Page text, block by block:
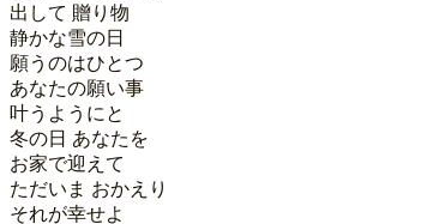
出して 贈り物
静かな雪の日
願うのはひとつ
あなたの願い事
叶うようにと
冬の日 あなたを
お家で迎えて
ただいま おかえり
それが幸せよ